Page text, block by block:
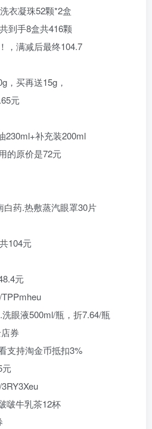
衣凝珠52颗*2盒
到手8盒共416颗
，满减后最终104.7
，买再送15g，
元
230ml+补充装200ml
的原价是72元
白药.热敷蒸汽眼罩30片
104元
元
洗眼液500ml/瓶，折7.64/瓶
券
支持淘金币抵扣3%
元
啵牛乳茶12杯